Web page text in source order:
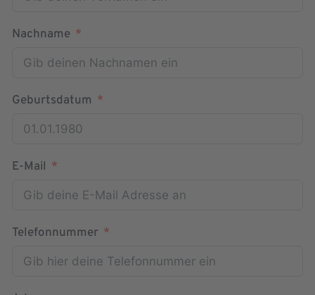
Nachname
Geburtsdatum
E-Mail
Telefonnummer